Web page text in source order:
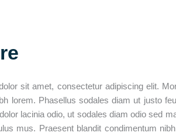
sit amet, consectetur adipiscing elit.
lorem. Phasellus sodales diam ut justo
lacinia odio, ut sodales diam odio sed
mus. Praesent blandit condimentum